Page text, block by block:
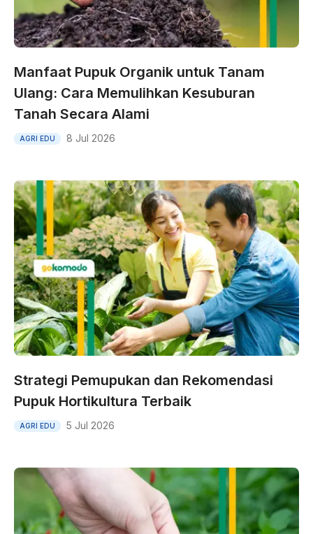
Manfaat Pupuk Organik untuk Tanam
Ulang: Cara Memulihkan Kesuburan
Tanah Secara Alami
AGRI EDU 8 Jul 2026
Strategi Pemupukan dan Rekomendasi
Pupuk Hortikultura Terbaik
AGRI EDU 5 Jul 2026